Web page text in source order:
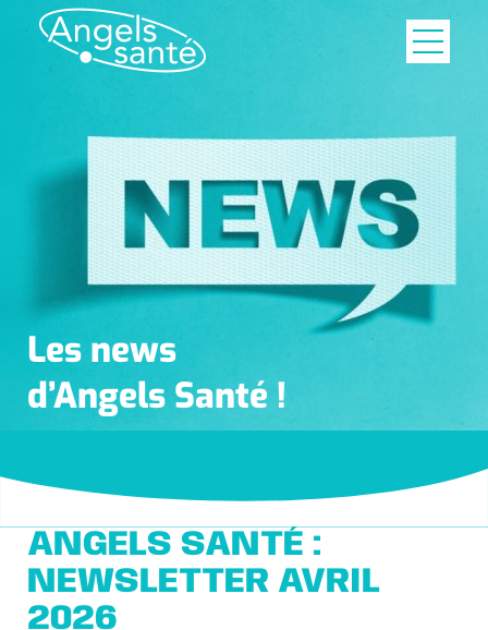
Les news
d’Angels Santé !
ANGELS SANTÉ :
NEWSLETTER AVRIL
2026